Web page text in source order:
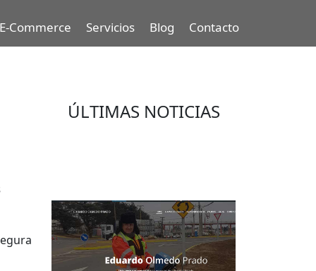
E-Commerce Servicios Blog Contacto
ÚLTIMAS NOTICIAS